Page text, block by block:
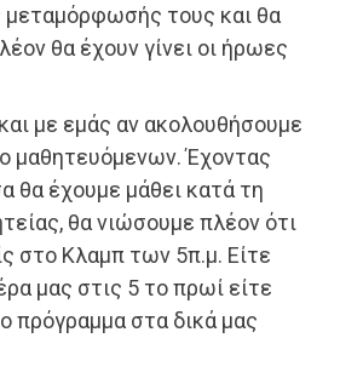
μεταμόρφωσής τους και θα
θα έχουν γίνει οι ήρωες
με εμάς αν ακολουθήσουμε
μαθητευόμενων. Έχοντας
θα έχουμε μάθει κατά τη
θα νιώσουμε πλέον ότι
στο Κλαμπ των 5π.μ. Είτε
μας στις 5 το πρωί είτε
πρόγραμμα στα δικά μας